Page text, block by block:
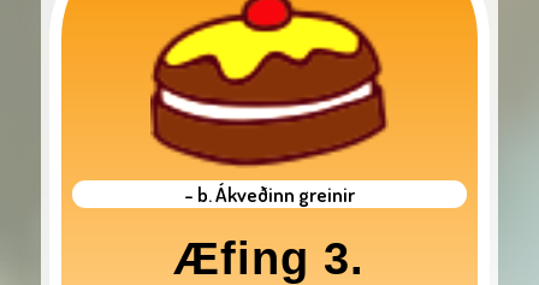
- b. Ákveðinn greinir
Æfing 3.